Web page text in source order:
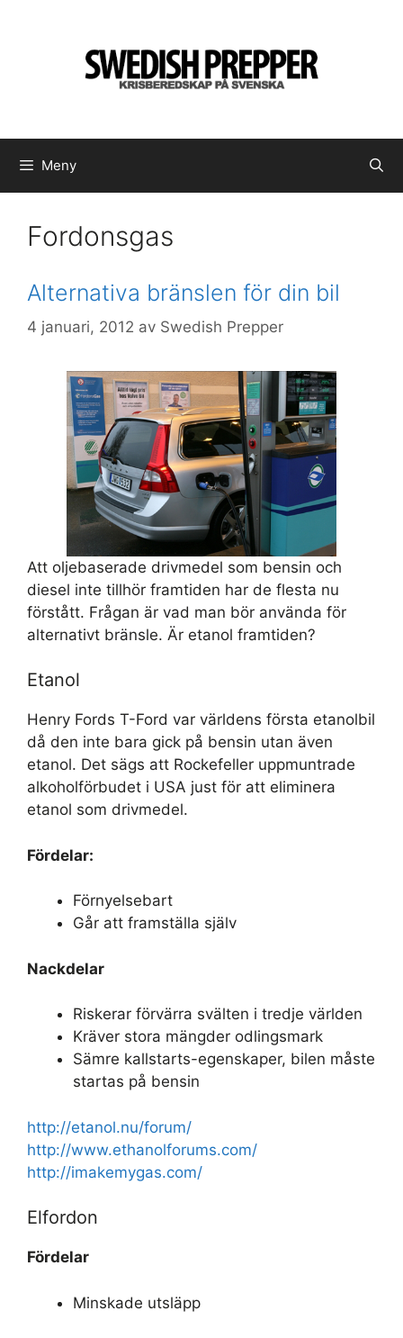
Meny
Fordonsgas
Alternativa bränslen för din bil
4 januari, 2012 av Swedish Prepper
Att oljebaserade drivmedel som bensin och
diesel inte tillhör framtiden har de flesta nu
förstått. Frågan är vad man bör använda för
alternativt bränsle. Är etanol framtiden?
Etanol
Henry Fords T-Ford var världens första etanolbil
då den inte bara gick på bensin utan även
etanol. Det sägs att Rockefeller uppmuntrade
alkoholförbudet i USA just för att eliminera
etanol som drivmedel.
Fördelar:
Förnyelsebart
Går att framställa själv
Nackdelar
Riskerar förvärra svälten i tredje världen
Kräver stora mängder odlingsmark
Sämre kallstarts-egenskaper, bilen måste
startas på bensin
http://etanol.nu/forum/
http://www.ethanolforums.com/
http://imakemygas.com/
Elfordon
Fördelar
Minskade utsläpp